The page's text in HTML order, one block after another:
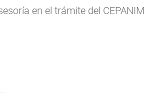
en el trámite del CEPANIM